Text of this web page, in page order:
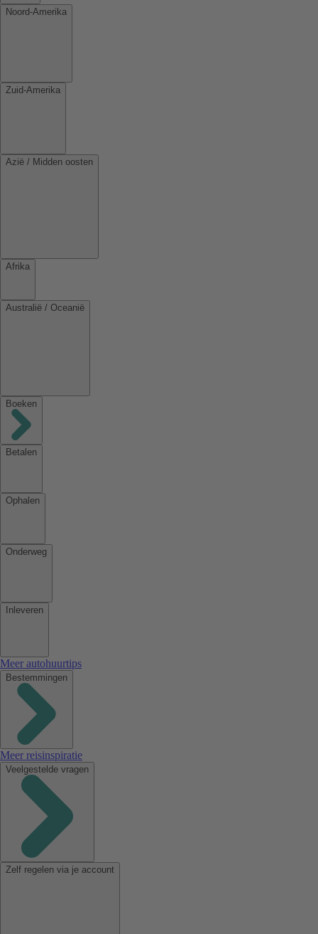
Noord-Amerika
Zuid-Amerika
Azië / Midden oosten
Afrika
Australië / Oceanië
Boeken
Betalen
Ophalen
Onderweg
Inleveren
Meer autohuurtips
Bestemmingen
Meer reisinspiratie
Veelgestelde vragen
Zelf regelen via je account